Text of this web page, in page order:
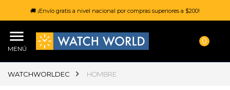
🚚 ¡Envío gratis a nivel nacional por compras superiores a $200!
MENÚ
0
WATCHWORLDEC HOMBRE